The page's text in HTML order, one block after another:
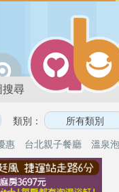
搜尋
類別：
惠 台北親子餐廳 溫泉